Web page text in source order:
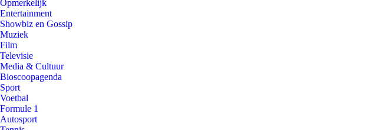
Opmerkelijk
Entertainment
Showbiz en Gossip
Muziek
Film
Televisie
Media & Cultuur
Bioscoopagenda
Sport
Voetbal
Formule 1
Autosport